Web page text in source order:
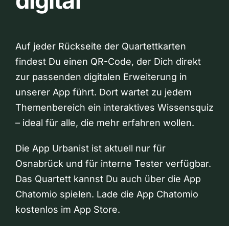
Auf jeder Rückseite der Quartettkarten
findest Du einen QR-Code, der Dich direkt
zur passenden digitalen Erweiterung in
unserer App führt. Dort wartet zu jedem
Themenbereich ein interaktives Wissensquiz
– ideal für alle, die mehr erfahren wollen.
Die App Urbanist ist aktuell nur für
Osnabrück und für interne Tester verfügbar.
Das Quartett kannst Du auch über die App
Chatomio spielen. Lade die App Chatomio
kostenlos im App Store.